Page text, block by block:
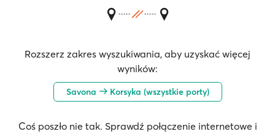
Rozszerz zakres wyszukiwania, aby uzyskać więcej
wyników:
Savona Korsyka (wszystkie porty)
Coś poszło nie tak. Sprawdź połączenie internetowe i